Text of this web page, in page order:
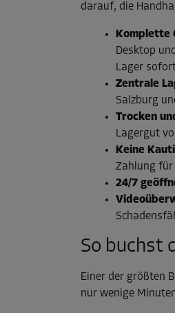
darauf, die
Komplette
Desktop
Lager
Zentrale
Salzburg
Trocken
Lagergut
Keine
Zahlung für
24/7
So buchst
Einer der größten
nur wenige